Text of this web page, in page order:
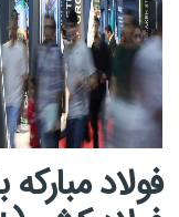
فولاد